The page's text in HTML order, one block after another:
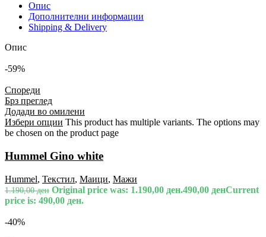
Опис
Дополнителни информации
Shipping & Delivery
Опис
-59%
Спореди
Брз преглед
Додади во омилени
Избери опции This product has multiple variants. The options may
be chosen on the product page
Hummel Gino white
Hummel, Текстил, Маици, Мажи
1.190,00ден Original price was: 1.190,00 ден.490,00 денCurrent
price is: 490,00 ден.
-40%